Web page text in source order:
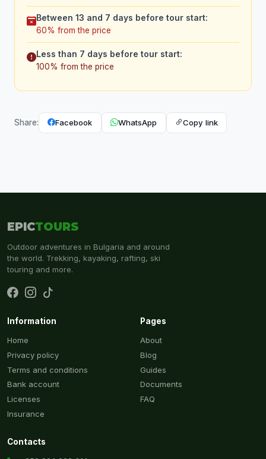
Between 13 and 7 days before tour start:
60% from the price
Less than 7 days before tour start:
100% from the price
Share: Facebook WhatsApp Copy link
EPICTOURS
Outdoor adventures in Bulgaria and around
the world. Trekking, kayaking, rafting, ski
touring and more.
Information
Home
Privacy policy
Terms and conditions
Bank account
Licenses
Insurance
Pages
About
Blog
Guides
Documents
FAQ
Contacts